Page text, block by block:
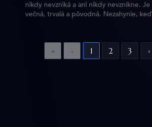
nikdy nevzniká a ani nikdy nevznikne.
večná, trvalá a pôvodná. Nezahynie,
« ‹ 1 2 3 ›